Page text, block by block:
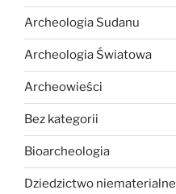
Archeologia Sudanu
Archeologia Światowa
Archeowieści
Bez kategorii
Bioarcheologia
Dziedzictwo niematerialne